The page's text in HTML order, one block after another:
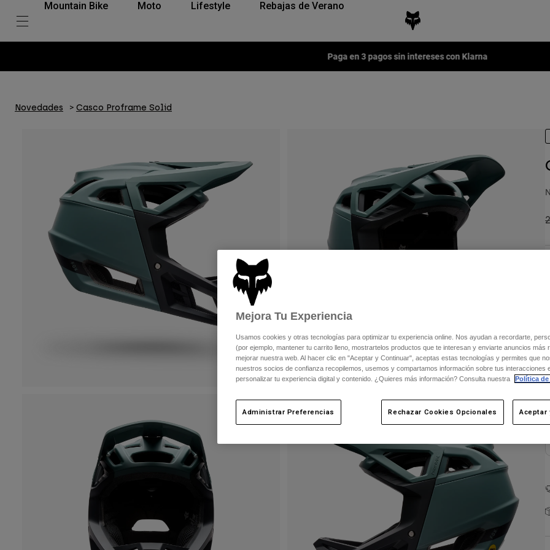
Mountain Bike Moto Lifestyle Rebajas de Verano
Paga en 3 pagos sin intereses con Klarna
Novedades Casco Proframe Solid
Mejora Tu Experiencia
Usamos cookies y otras tecnologías para optimizar tu experiencia online. Nos ayudan a recordarte,
(por ejemplo, mantener tu carrito lleno, mostrartelos productos que te interesan y enviarte anuncios más
mejorar nuestra web. Al hacer clic en "Aceptar y Continuar", aceptas estas tecnologías y permites que
nuestros socios de confianza recopilemos, usemos y compartamos información sobre tus interacciones
personalizar tu experiencia digital y contenido. ¿Quieres más información? Consulta nuestra
Política de
Administrar Preferencias Rechazar Cookies Opcionales Aceptar